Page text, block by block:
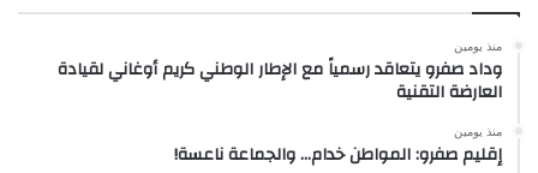
منذ يومين
وداد صفرو يتعاقد رسمياً مع الإطار الوطني كريم أوغاني لقيادة
العارضة التقنية
منذ يومين
إقليم صفرو: المواطن خدام… والجماعة ناعسة!